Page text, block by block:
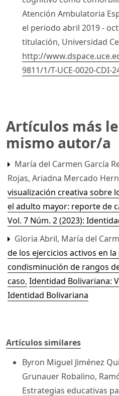
Atención Ambulatoria
el periodo abril 2019 -
titulación, Universidad
http://
9811/1/T-UCE-0020-CDI-
Artículos más
mismo autor/a
María del Carmen García
Rojas, Ariadna Mercado
visualización creativa sobre
el adulto mayor: reporte de
Vol. 7 Núm. 2 (2023):
Gloria Abril, María del
de los ejercicios activos en
condisminución de rangos
caso, Identidad Bolivariana:
Identidad Bolivariana
Artículos similares
Byron Miguel Jiménez
Grunauer Robalino,
Estrategias educativas